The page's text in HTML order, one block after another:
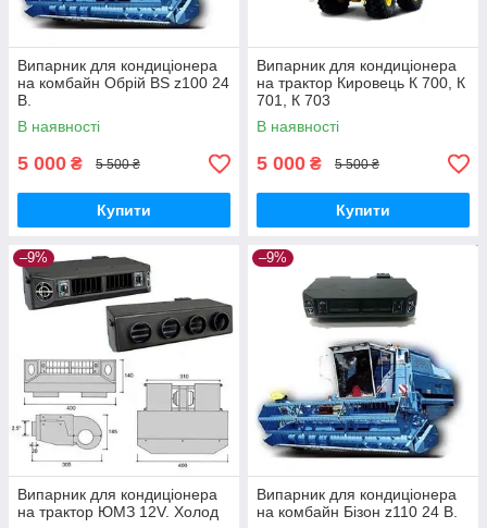
Випарник для кондиціонера
на комбайн Обрій BS z100 24
В.
В наявності
5 000 ₴ 5 500 ₴
Купити
Випарник для кондиціонера
на трактор Кировець К 700, К
701, К 703
В наявності
5 000 ₴ 5 500 ₴
Купити
–9%
Випарник для кондиціонера
на трактор ЮМЗ 12V. Холод
–9%
Випарник для кондиціонера
на комбайн Бізон z110 24 В.